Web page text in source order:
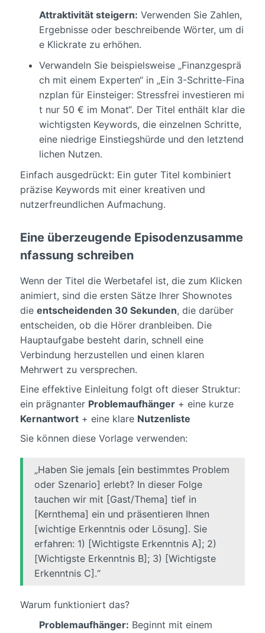
Attraktivität steigern: Verwenden Sie Zahlen,
Ergebnisse oder beschreibende Wörter, um di
e Klickrate zu erhöhen.
Verwandeln Sie beispielsweise „Finanzgesprä
ch mit einem Experten“ in „Ein 3-Schritte-Fina
nzplan für Einsteiger: Stressfrei investieren mi
t nur 50 € im Monat“. Der Titel enthält klar die
wichtigsten Keywords, die einzelnen Schritte,
eine niedrige Einstiegshürde und den letztend
lichen Nutzen.
Einfach ausgedrückt: Ein guter Titel kombiniert
präzise Keywords mit einer kreativen und
nutzerfreundlichen Aufmachung.
Eine überzeugende Episodenzusamme
nfassung schreiben
Wenn der Titel die Werbetafel ist, die zum Klicken
animiert, sind die ersten Sätze Ihrer Shownotes
die entscheidenden 30 Sekunden, die darüber
entscheiden, ob die Hörer dranbleiben. Die
Hauptaufgabe besteht darin, schnell eine
Verbindung herzustellen und einen klaren
Mehrwert zu versprechen.
Eine effektive Einleitung folgt oft dieser Struktur:
ein prägnanter Problemaufhänger+ eine kurze
Kernantwort+ eine klare Nutzenliste
Sie können diese Vorlage verwenden:
„Haben Sie jemals [ein bestimmtes Problem
oder Szenario] erlebt? In dieser Folge
tauchen wir mit [Gast/Thema] tief in
[Kernthema] ein und präsentieren Ihnen
[wichtige Erkenntnis oder Lösung]. Sie
erfahren: 1) [Wichtigste Erkenntnis A]; 2)
[Wichtigste Erkenntnis B]; 3) [Wichtigste
Erkenntnis C].“
Warum funktioniert das?
Problemaufhänger: Beginnt mit einem